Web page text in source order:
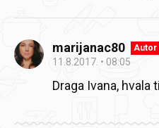
marijanac80 Autor
11.8.2017. 08:05
Draga Ivana,